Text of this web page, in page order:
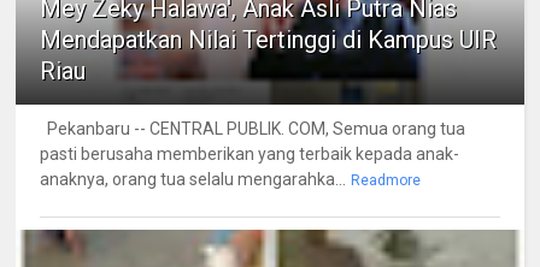
Mey Zeky Halawa', Anak Asli Putra Nias
Mendapatkan Nilai Tertinggi di Kampus UIR
Riau
Pekanbaru -- CENTRAL PUBLIK. COM, Semua orang tua
pasti berusaha memberikan yang terbaik kepada anak-
anaknya, orang tua selalu mengarahka...
Readmore